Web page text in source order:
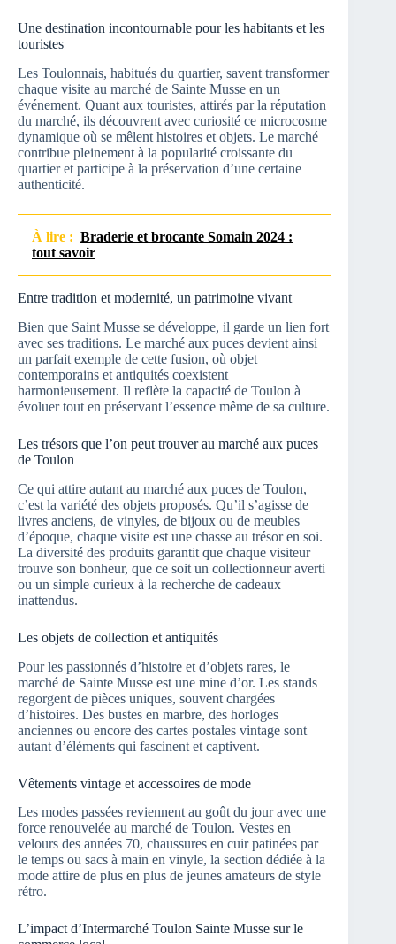
Une destination incontournable pour les habitants et les
touristes
Les Toulonnais, habitués du quartier, savent transformer
chaque visite au marché de Sainte Musse en un
événement. Quant aux touristes, attirés par la réputation
du marché, ils découvrent avec curiosité ce microcosme
dynamique où se mêlent histoires et objets. Le marché
contribue pleinement à la popularité croissante du
quartier et participe à la préservation d’une certaine
authenticité.
À lire : Braderie et brocante Somain 2024 :
tout savoir
Entre tradition et modernité, un patrimoine vivant
Bien que Saint Musse se développe, il garde un lien fort
avec ses traditions. Le marché aux puces devient ainsi
un parfait exemple de cette fusion, où objet
contemporains et antiquités coexistent
harmonieusement. Il reflète la capacité de Toulon à
évoluer tout en préservant l’essence même de sa culture.
Les trésors que l’on peut trouver au marché aux puces
de Toulon
Ce qui attire autant au marché aux puces de Toulon,
c’est la variété des objets proposés. Qu’il s’agisse de
livres anciens, de vinyles, de bijoux ou de meubles
d’époque, chaque visite est une chasse au trésor en soi.
La diversité des produits garantit que chaque visiteur
trouve son bonheur, que ce soit un collectionneur averti
ou un simple curieux à la recherche de cadeaux
inattendus.
Les objets de collection et antiquités
Pour les passionnés d’histoire et d’objets rares, le
marché de Sainte Musse est une mine d’or. Les stands
regorgent de pièces uniques, souvent chargées
d’histoires. Des bustes en marbre, des horloges
anciennes ou encore des cartes postales vintage sont
autant d’éléments qui fascinent et captivent.
Vêtements vintage et accessoires de mode
Les modes passées reviennent au goût du jour avec une
force renouvelée au marché de Toulon. Vestes en
velours des années 70, chaussures en cuir patinées par
le temps ou sacs à main en vinyle, la section dédiée à la
mode attire de plus en plus de jeunes amateurs de style
rétro.
L’impact d’Intermarché Toulon Sainte Musse sur le